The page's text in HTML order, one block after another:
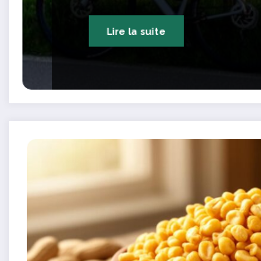
Lire la suite